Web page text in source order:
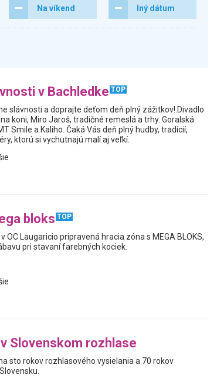
Na víkend Iný dátum
v Bachledke TOP
slávnosti a doprajte deťom deň plný zážitkov!.Divadlo
koni, Miro Jaroš, tradičné remeslá a trhy. Goralská
Smile a Kaliho. Čaká Vás deň plný hudby, tradícií,
ktorú si vychutnajú malí aj veľkí.
bloks TOP
OC Laugaricio pripravená hracia zóna s MEGA BLOKS,
pri stavaní farebných kociek.
Slovenskom rozhlase
sto rokov rozhlasového vysielania a 70 rokov